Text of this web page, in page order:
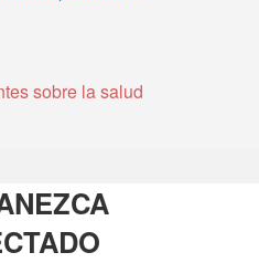
sobre la salud